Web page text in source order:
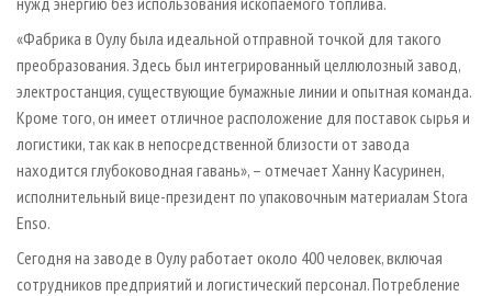
«Фабрика в Оулу была идеальной отправной точкой для такого
преобразования. Здесь был интегрированный целлюлозный завод,
электростанция, существующие бумажные линии и опытная команда.
Кроме того, он имеет отличное расположение для поставок сырья и
логистики, так как в непосредственной близости от завода
находится глубоководная гавань», – отмечает Ханну Касуринен,
исполнительный вице-президент по упаковочным материалам Stora
Enso.
Сегодня на заводе в Оулу работает около 400 человек, включая
сотрудников предприятий и логистический персонал. Потребление